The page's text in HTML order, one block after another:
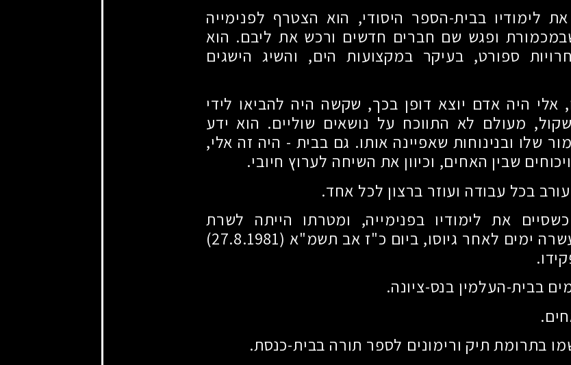
לימודיו בבית-הספר היסודי, הוא הצטרף לפנימייה
ופגש שם חברים חדשים ורכש את ליבם. הוא
ספורט, בעיקר במקצועות הים, והשיג הישגים
אלי היה אדם יוצא דופן בכך, שקשה היה להביאו לידי
מעולם לא התווכח על נושאים שוליים. הוא ידע
שלו ובנינוחות שאפיינה אותו. גם בבית - היה זה אלי,
שבין האחים, וכיוון את השיחה לערוץ חיובי.
בכל עבודה ועוזר ברצון לכל אחד.
את לימודיו בפנימייה, ומטרתו הייתה לשרת
ימים לאחר גיוסו, ביום כ"ז אב תשמ"א (27.8.1981)
בבית-העלמין בנס-ציונה.
בתרומת תיק ורימונים לספר תורה בבית-כנסת.